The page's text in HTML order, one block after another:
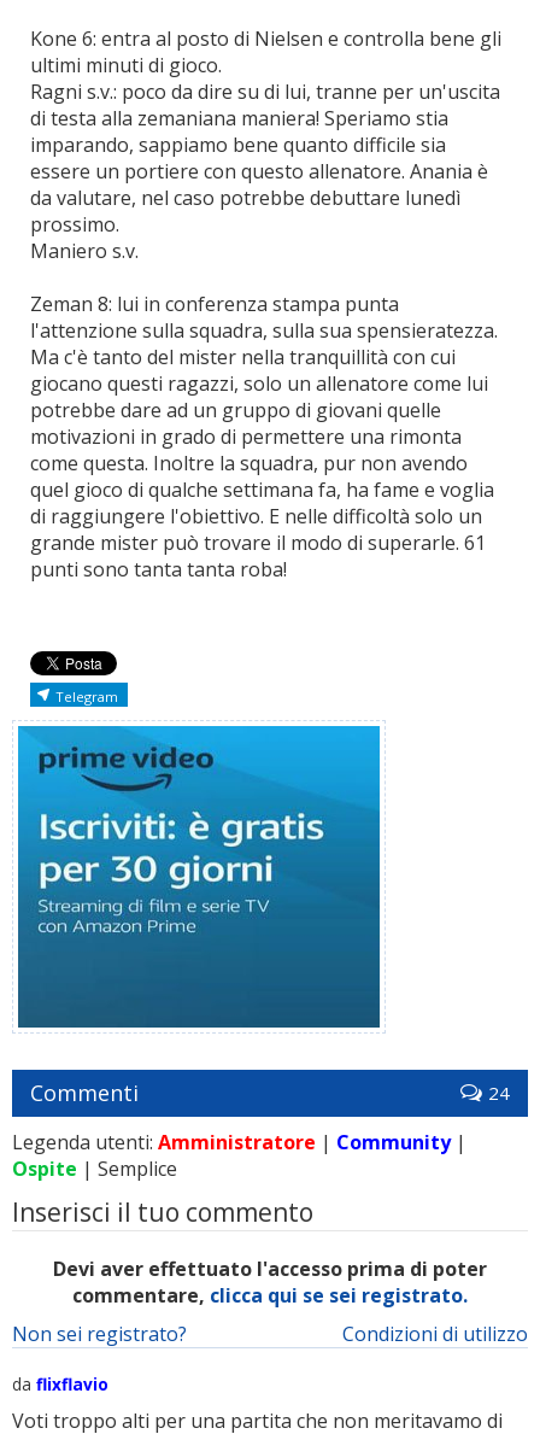
Kone 6: entra al posto di Nielsen e controlla bene gli
ultimi minuti di gioco.
Ragni s.v.: poco da dire su di lui, tranne per un'uscita
di testa alla zemaniana maniera! Speriamo stia
imparando, sappiamo bene quanto difficile sia
essere un portiere con questo allenatore. Anania è
da valutare, nel caso potrebbe debuttare lunedì
prossimo.
Maniero s.v.
Zeman 8: lui in conferenza stampa punta
l'attenzione sulla squadra, sulla sua spensieratezza.
Ma c'è tanto del mister nella tranquillità con cui
giocano questi ragazzi, solo un allenatore come lui
potrebbe dare ad un gruppo di giovani quelle
motivazioni in grado di permettere una rimonta
come questa. Inoltre la squadra, pur non avendo
quel gioco di qualche settimana fa, ha fame e voglia
di raggiungere l'obiettivo. E nelle difficoltà solo un
grande mister può trovare il modo di superarle. 61
punti sono tanta tanta roba!
Telegram
Commenti 24
Legenda utenti: Amministratore | Community|
Ospite | Semplice
Inserisci il tuo commento
Devi aver effettuato l'accesso prima di poter
commentare, clicca qui se sei registrato.
Condizioni di utilizzo
Non sei registrato?
da flixflavio
Voti troppo alti per una partita che non meritavamo di